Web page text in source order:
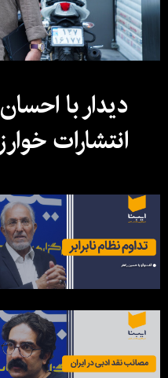
دیدار با
انتشارات